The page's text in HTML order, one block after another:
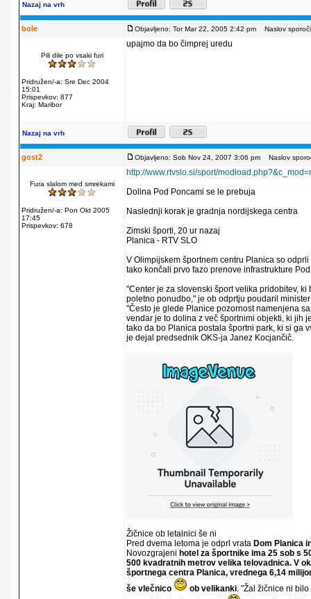
Nazaj na vrh
bole Objavljeno: Tor Mar 22, 2005 2:42 pm Naslov
Pili dile po vsaki furi
Pridružen/-a: Sre Dec 2004
15:01
Prispevkov: 877
Kraj: Maribor
upajmo da bo čimprej uredu
Nazaj na vrh
gost2 Objavljeno: Sob Nov 24, 2007 3:06 pm Naslov
Fura slalom med smrekami
Pridružen/-a: Pon Okt 2005
17:45
Prispevkov: 678
http://www.rtvslo.si/sport/
Dolina Pod Poncami se le prebuja
Naslednji korak je gradnja nordijskega centra
Zimski športi, 20 ur nazaj
Planica - RTV SLO
V Olimpijskem športnem centru Planica so
tako končali prvo fazo prenove infrastrukture
"Center je za slovenski šport velika pridobitev,
poletno ponudbo," je ob odprtju poudaril
"Često je glede Planice pozornost namenjena
vendar je to dolina z več športnimi objekti, ki jih
tako da bo Planica postala športni park, ki si ga
je dejal predsednik OKS-ja Janez Kocjančič.
Žičnice ob letalnici še ni
Pred dvema letoma je odprl vrata Dom Planica
Novozgrajeni hotel za športnike ima 25 sob s
500 kvadratnih metrov velika telovadnica. V
športnega centra Planica, vrednega 6,14
še vlečnico
ob velikanki. "Žal žičnice ni